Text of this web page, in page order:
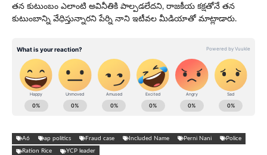
త‌న కుటుంబం ఎలాంటి అవినీతికి పాల్ప‌డ‌లేద‌ని, రాజ‌కీయ క‌క్ష‌తోనే త‌న
కుటుంబాన్ని వేధిస్తున్నార‌ని పేర్ని నాని ఇటీవ‌ల మీడియాతో మాట్లాడారు.
A6 ap politics Fraud case Included Name Perni Nani Police
Ration Rice YCP leader